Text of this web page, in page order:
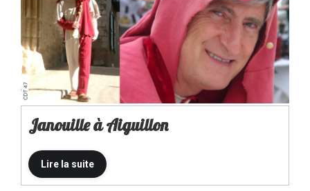
Janouille à Aiguillon